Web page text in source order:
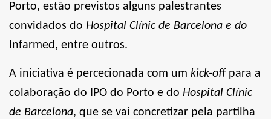
Porto, estão previstos alguns palestrantes
convidados do Hospital Clínic de Barcelona e do
Infarmed, entre outros.
A iniciativa é percecionada com um kick-offpara a
colaboração do IPO do Porto e do Hospital Clínic
de Barcelona, que se vai concretizar pela partilha